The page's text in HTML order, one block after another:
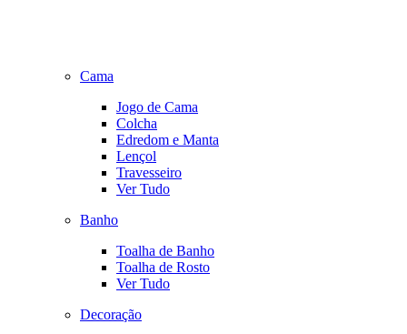
Cama
Jogo de Cama
Colcha
Edredom e Manta
Lençol
Travesseiro
Ver Tudo
Banho
Toalha de Banho
Toalha de Rosto
Ver Tudo
Decoração